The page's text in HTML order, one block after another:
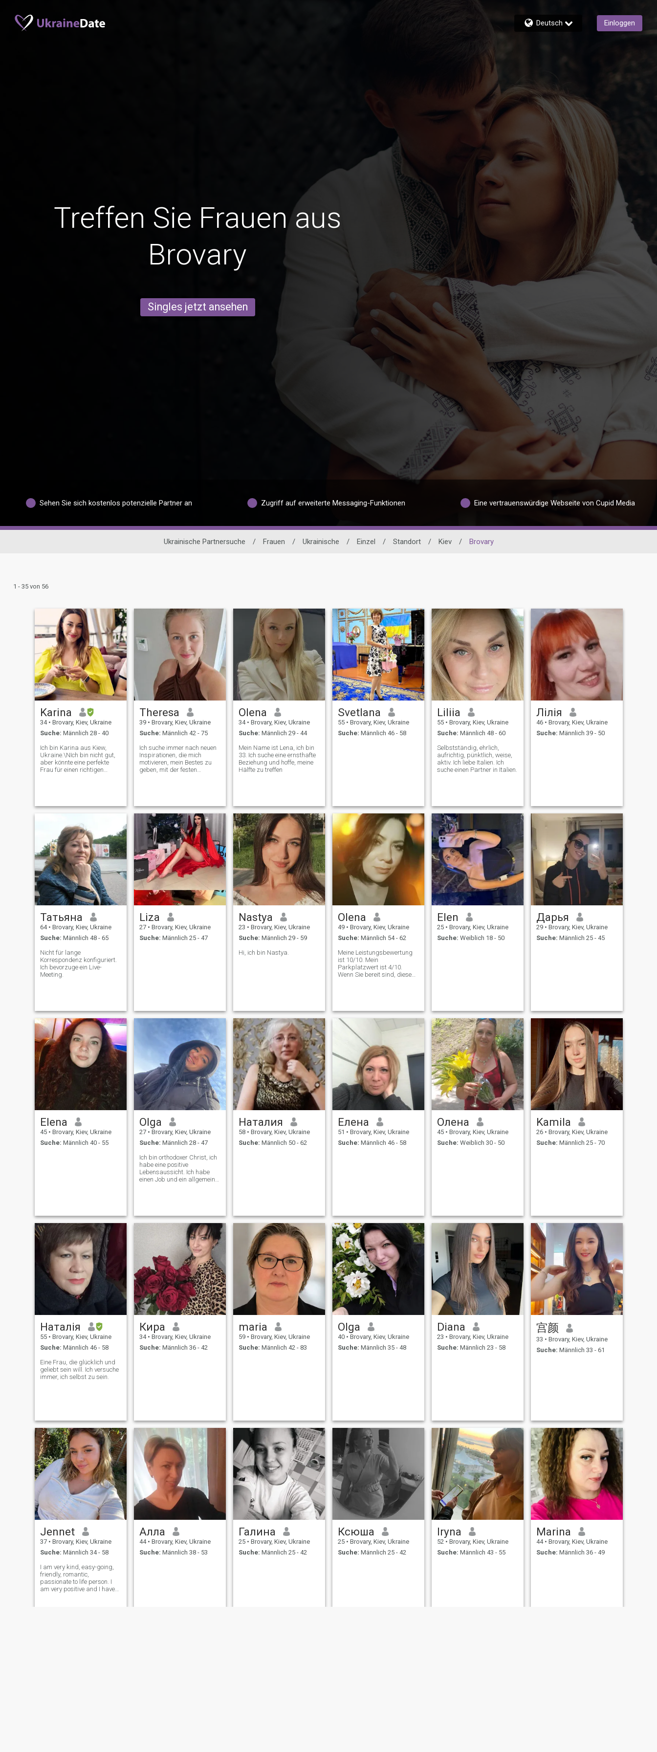
Deutsch Einloggen
Treffen Sie Frauen aus
Brovary
Singles jetzt ansehen
Sehen Sie sich kostenlos potenzielle Partner an Zugriff auf erweiterte Messaging-Funktionen Eine vertrauenswürdige Webseite von Cupid Media
Ukrainische Partnersuche / Frauen / Ukrainische / Einzel / Standort / Kiev / Brovary
1 - 35 von 56
Karina
34 • Brovary, Kiev, Ukraine
Suche: Männlich 28 - 40
Ich bin Karina aus Kiew,
Ukraine.\NIch bin nicht gut,
aber könnte eine perfekte
Frau für einen richtigen
Bankangestellte.\NIch bin
nach Sauberkeit und
anspruchsvollen
Anforderungen. meine
Leidenschaft ist Latin
Dancing und ich liebe es, so
viel zu reisen.\NI liebe Tiere
und bin gegen jede Art von
Ausbeutung von ihnen.\NI
like a guten Partner. \N
Theresa
39 • Brovary, Kiev, Ukraine
Suche: Männlich 42 - 75
Ich suche immer nach neuen
Inspirationen, die mich
motivieren, mein Bestes zu
geben, mit der festen
Menschen braucht, die sich
dafür einsetzen, durch
Authentizität etwas zu
bewirken.Ich betrachte mich
als proaktive Person, die
selbstbewusst in mich selbst
und die Ergebnisse ist, die
ich mit Mühe und
Entschlossenheit erreichen
kann. Ich liebe es, Neues zu
lernen und zu entdecken, weil
ich glaube, dass persönliche
Entwicklung eine ständige
Form der Evolution ist
Olena
34 • Brovary, Kiev, Ukraine
Suche: Männlich 29 - 44
Mein Name ist Lena, ich bin
33. Ich suche eine ernsthafte
Beziehung und hoffe, meine
Hälfte zu treffen
Svetlana
55 • Brovary, Kiev, Ukraine
Suche: Männlich 46 - 58
Liliia
55 • Brovary, Kiev, Ukraine
Suche: Männlich 48 - 60
Selbstständig, ehrlich,
aufrichtig, pünktlich, weise,
aktiv. Ich liebe Italien. Ich
suche einen Partner in Italien.
Лілія
46 • Brovary, Kiev, Ukraine
Suche: Männlich 39 - 50
Татьяна
64 • Brovary, Kiev, Ukraine
Suche: Männlich 48 - 65
Nicht für lange
Korrespondenz konfiguriert.
Ich bevorzuge ein Live-
Meeting.
Liza
27 • Brovary, Kiev, Ukraine
Suche: Männlich 25 - 47
Nastya
23 • Brovary, Kiev, Ukraine
Suche: Männlich 29 - 59
Hi, ich bin Nastya.
Olena
49 • Brovary, Kiev, Ukraine
Suche: Männlich 54 - 62
Meine Leistungsbewertung
ist 10/10. Mein
Parkplatzwert ist 4/10.
Wenn Sie bereit sind, dieses
Elen
25 • Brovary, Kiev, Ukraine
Suche: Weiblich 18 - 50
Дарья
29 • Brovary, Kiev, Ukraine
Suche: Männlich 25 - 45
Elena
45 • Brovary, Kiev, Ukraine
Suche: Männlich 40 - 55
Olga
27 • Brovary, Kiev, Ukraine
Suche: Männlich 28 - 47
Ich bin orthodoxer Christ, ich
habe eine positive
Lebensaussicht. Ich habe
einen Job und ein allgemein
aber ich hoffe, dass dies zu
etwas wirklich und
ernsthaftem führen kann.
Наталия
58 • Brovary, Kiev, Ukraine
Suche: Männlich 50 - 62
Елена
51 • Brovary, Kiev, Ukraine
Suche: Männlich 46 - 58
Олена
45 • Brovary, Kiev, Ukraine
Suche: Weiblich 30 - 50
Kamila
26 • Brovary, Kiev, Ukraine
Suche: Männlich 25 - 70
Наталія
55 • Brovary, Kiev, Ukraine
Suche: Männlich 46 - 58
Eine Frau, die glücklich und
geliebt sein will. Ich versuche
immer, ich selbst zu sein.
Кира
34 • Brovary, Kiev, Ukraine
Suche: Männlich 36 - 42
maria
59 • Brovary, Kiev, Ukraine
Suche: Männlich 42 - 83
Olga
40 • Brovary, Kiev, Ukraine
Suche: Männlich 35 - 48
Diana
23 • Brovary, Kiev, Ukraine
Suche: Männlich 23 - 58
宫颜
33 • Brovary, Kiev, Ukraine
Suche: Männlich 33 - 61
Jennet
37 • Brovary, Kiev, Ukraine
Suche: Männlich 34 - 58
I am very kind, easy-going,
friendly, romantic,
passionate to life person. I
am very positive and I have
Алла
44 • Brovary, Kiev, Ukraine
Suche: Männlich 38 - 53
Галина
25 • Brovary, Kiev, Ukraine
Suche: Männlich 25 - 42
Ксюша
25 • Brovary, Kiev, Ukraine
Suche: Männlich 25 - 42
Iryna
52 • Brovary, Kiev, Ukraine
Suche: Männlich 43 - 55
Marina
44 • Brovary, Kiev, Ukraine
Suche: Männlich 36 - 49